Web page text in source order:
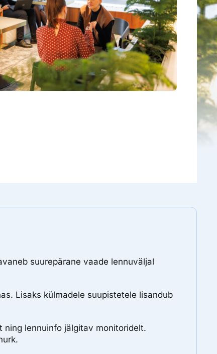
suurepärane vaade lennuväljal
Lisaks külmadele suupistetele lisandub
ning lennuinfo jälgitav monitoridelt.